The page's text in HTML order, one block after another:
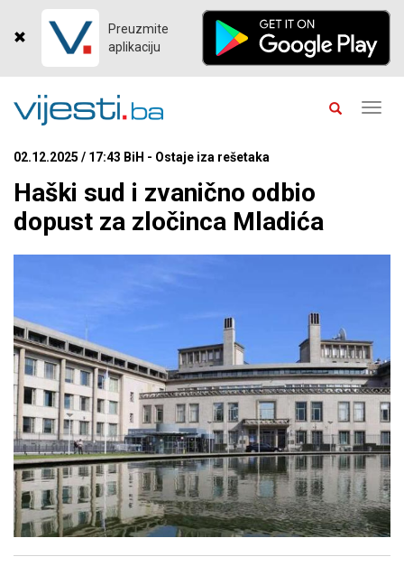
Preuzmite
aplikaciju
02.12.2025 / 17:43 BiH - Ostaje iza rešetaka
Haški sud i zvanično odbio
dopust za zločinca Mladića